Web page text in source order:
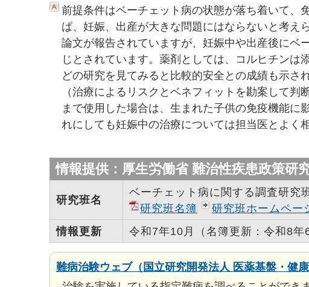
前提条件はベーチェット病の状態が落ち着いて、
ば、妊娠、出産が大きな問題にはならないと考え
論文が報告されていますが、妊娠中や出産後にベ
じとされています。薬剤としては、コルヒチン
どの研究を見てみると比較的安全との成績も示
（治療によるリスクとベネフィットを勘案して
まで使用した場合は、生まれた子供の免疫機能
れにしても妊娠中の治療については担当医とよく
情報提供：厚生労働省 難治性疾患政策研
研究班名
ベーチェット病に関する調査研究
研究班名簿
研究班ホームペー
情報更新
令和7年10月（名簿更新：令和8年6
難病治験ウェブ（国立研究開発法人 医薬基盤・健康